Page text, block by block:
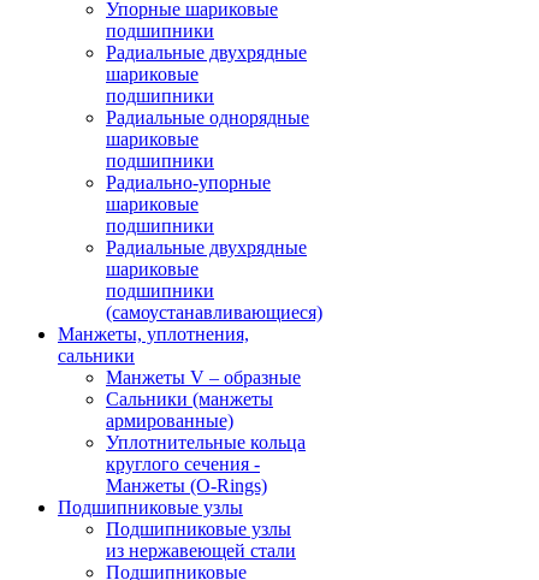
Упорные шариковые
подшипники
Радиальные двухрядные
шариковые
подшипники
Радиальные однорядные
шариковые
подшипники
Радиально-упорные
шариковые
подшипники
Радиальные двухрядные
шариковые
подшипники
(самоустанавливающиеся)
Манжеты, уплотнения,
сальники
Манжеты V – образные
Сальники (манжеты
армированные)
Уплотнительные кольца
круглого сечения -
Манжеты (O-Rings)
Подшипниковые узлы
Подшипниковые узлы
из нержавеющей стали
Подшипниковые